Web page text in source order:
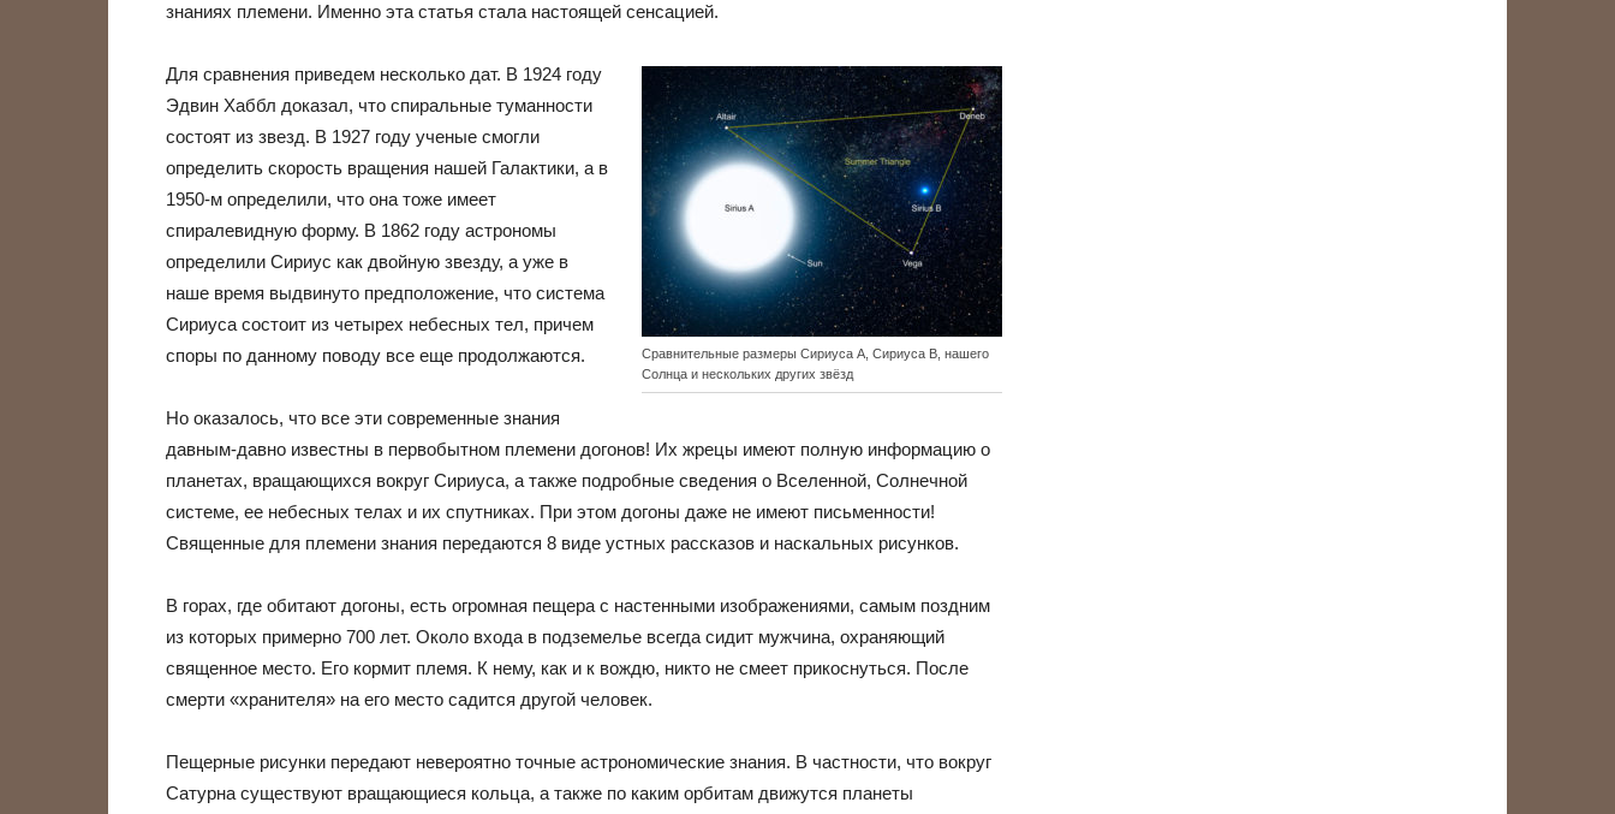
знаниях племени. Именно эта статья стала настоящей сенсацией.
Сравнительные размеры Сириуса A, Сириуса B, нашего
Солнца и нескольких других звёзд
Для сравнения приведем несколько дат. В 1924 году
Эдвин Хаббл доказал, что спиральные туманности
состоят из звезд. В 1927 году ученые смогли
определить скорость вращения нашей Галактики, а в
1950-м определили, что она тоже имеет
спиралевидную форму. В 1862 году астрономы
определили Сириус как двойную звезду, а уже в
наше время выдвинуто предположение, что система
Сириуса состоит из четырех небесных тел, причем
споры по данному поводу все еще продолжаются.
Но оказалось, что все эти современные знания
давным-давно известны в первобытном племени догонов! Их жрецы имеют полную информацию о
планетах, вращающихся вокруг Сириуса, а также подробные сведения о Вселенной, Солнечной
системе, ее небесных телах и их спутниках. При этом догоны даже не имеют письменности!
Священные для племени знания передаются 8 виде устных рассказов и наскальных рисунков.
В горах, где обитают догоны, есть огромная пещера с настенными изображениями, самым поздним
из которых примерно 700 лет. Около входа в подземелье всегда сидит мужчина, охраняющий
священное место. Его кормит племя. К нему, как и к вождю, никто не смеет прикоснуться. После
смерти «хранителя» на его место садится другой человек.
Пещерные рисунки передают невероятно точные астрономические знания. В частности, что вокруг
Сатурна существуют вращающиеся кольца, а также по каким орбитам движутся планеты